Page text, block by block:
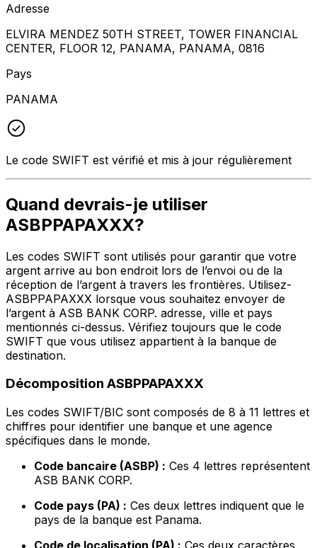
Adresse
ELVIRA MENDEZ 50TH STREET, TOWER FINANCIAL
CENTER, FLOOR 12, PANAMA, PANAMA, 0816
Pays
PANAMA
Le code SWIFT est vérifié et mis à jour régulièrement
Quand devrais-je utiliser
ASBPPAPAXXX?
Les codes SWIFT sont utilisés pour garantir que votre
argent arrive au bon endroit lors de l’envoi ou de la
réception de l’argent à travers les frontières. Utilisez-
ASBPPAPAXXX lorsque vous souhaitez envoyer de
l’argent à ASB BANK CORP. adresse, ville et pays
mentionnés ci-dessus. Vérifiez toujours que le code
SWIFT que vous utilisez appartient à la banque de
destination.
Décomposition ASBPPAPAXXX
Les codes SWIFT/BIC sont composés de 8 à 11 lettres et
chiffres pour identifier une banque et une agence
spécifiques dans le monde.
Code bancaire (ASBP) : Ces 4 lettres représentent
ASB BANK CORP.
Code pays (PA) : Ces deux lettres indiquent que le
pays de la banque est Panama.